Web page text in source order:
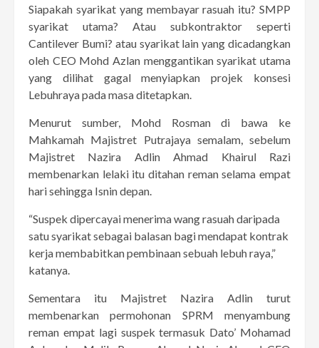
Siapakah syarikat yang membayar rasuah itu? SMPP
syarikat utama? Atau subkontraktor seperti
Cantilever Bumi? atau syarikat lain yang dicadangkan
oleh CEO Mohd Azlan menggantikan syarikat utama
yang dilihat gagal menyiapkan projek konsesi
Lebuhraya pada masa ditetapkan.
Menurut sumber, Mohd Rosman di bawa ke
Mahkamah Majistret Putrajaya semalam, sebelum
Majistret Nazira Adlin Ahmad Khairul Razi
membenarkan lelaki itu ditahan reman selama empat
hari sehingga Isnin depan.
“Suspek dipercayai menerima wang rasuah daripada
satu syarikat sebagai balasan bagi mendapat kontrak
kerja membabitkan pembinaan sebuah lebuh raya,”
katanya.
Sementara itu Majistret Nazira Adlin turut
membenarkan permohonan SPRM menyambung
reman empat lagi suspek termasuk Dato’ Mohamad